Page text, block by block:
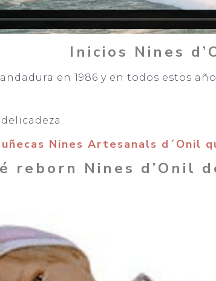
Inicios Nines
en 1986 y en todos estos
Nines Artesanals d´Onil
reborn Nines d’Onil